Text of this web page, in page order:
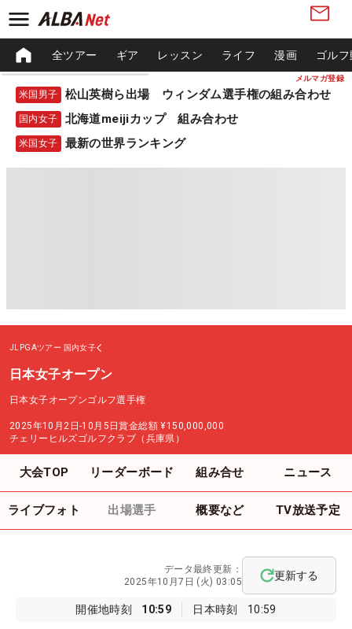
メルマガ登録
全ツアー ギア レッスン ライフ 漫画 ゴル
米国男子 松山英樹ら出場 ウィンダム選手権の組み合わせ
国内女子 北海道meijiカップ 組み合わせ
米国女子 最新の世界ランキング
JLPGAツアー 国内女子
日本女子オープン
日本女子オープンゴルフ選手権
2025年10月2日-10月5日賞金総額 ¥150,000,000
チェリーヒルズゴルフクラブ（兵庫県）
大会TOP リーダーボード 組み合せ ニュース
ライブフォト 出場選手 概要など TV放送予定
開催地時刻 10:59 日本時刻 10:59
データ最終更新：
2025年10月7日 (火) 03:05
更新する